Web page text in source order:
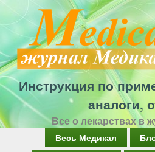
Перейти
к
основному
содержанию
Инструкция по
аналоги,
Все о лекарствах в
Весь Медикал